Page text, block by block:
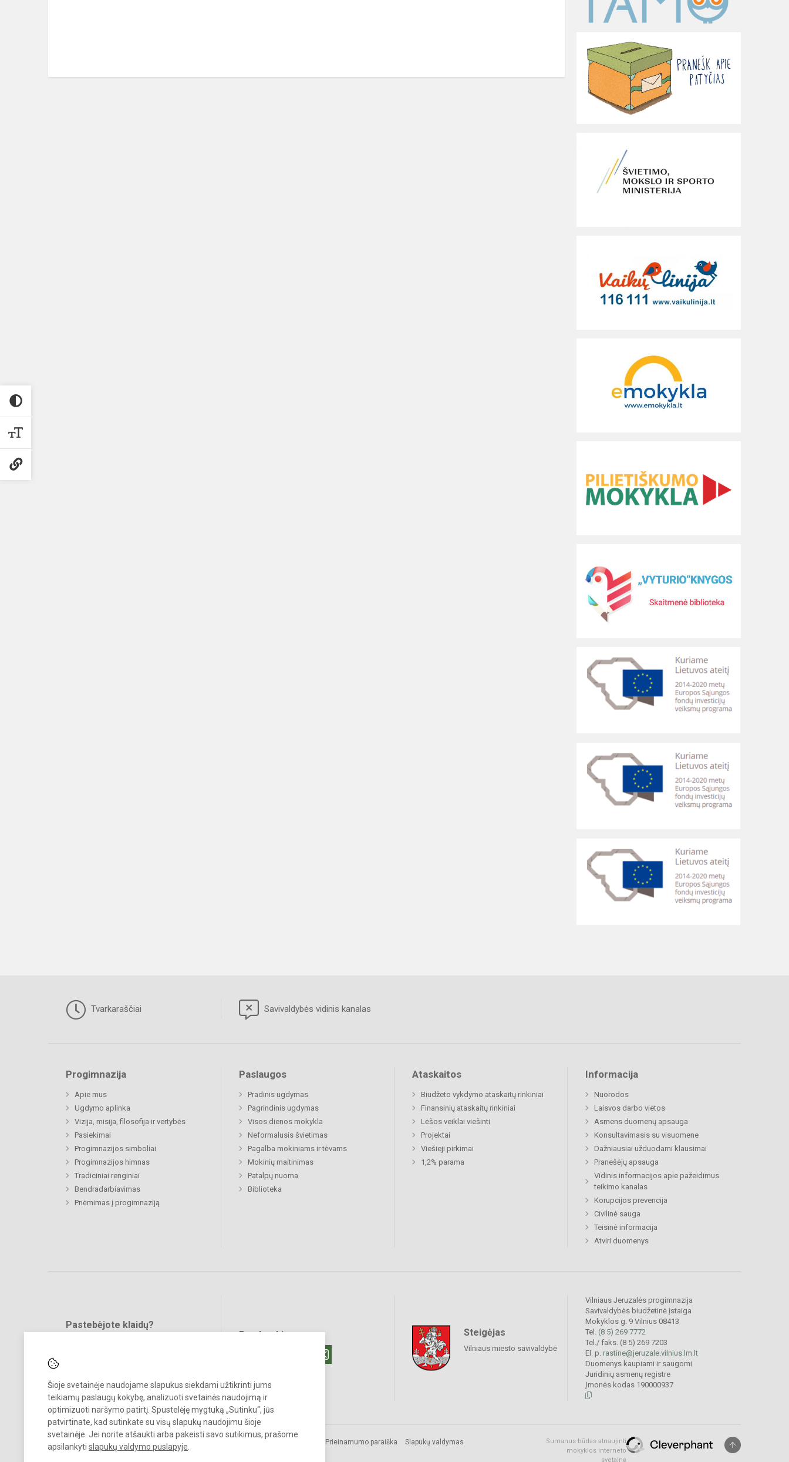
Šioje svetainėje naudojame slapukus siekdami užtikrinti jums
teikiamų paslaugų kokybę, analizuoti svetainės naudojimą ir
optimizuoti naršymo patirtį. Spustelėję mygtuką „Sutinku“, jūs
patvirtinate, kad sutinkate su visų slapukų naudojimu šioje
svetainėje. Jei norite atšaukti arba pakeisti savo sutikimus, prašome
apsilankyti slapukų valdymo puslapyje
Tvarkaraščiai Savivaldybės vidinis kanalas
Progimnazija
Apie mus
Ugdymo aplinka
Vizija, misija, filosofija ir vertybės
Pasiekimai
Progimnazijos simboliai
Progimnazijos himnas
Tradiciniai renginiai
Bendradarbiavimas
Priėmimas į progimnaziją
Paslaugos
Pradinis ugdymas
Pagrindinis ugdymas
Visos dienos mokykla
Neformalusis švietimas
Pagalba mokiniams ir tėvams
Mokinių maitinimas
Patalpų nuoma
Biblioteka
Ataskaitos
Biudžeto vykdymo ataskaitų rinkiniai
Finansinių ataskaitų rinkiniai
Lėšos veiklai viešinti
Projektai
Viešieji pirkimai
1,2% parama
Informacija
Nuorodos
Laisvos darbo vietos
Asmens duomenų apsauga
Konsultavimasis su visuomene
Dažniausiai užduodami klausimai
Pranešėjų apsauga
Vidinis informacijos apie pažeidimus
teikimo kanalas
Korupcijos prevencija
Civilinė sauga
Teisinė informacija
Atviri duomenys
Pastebėjote klaidų?
Bendraukime Steigėjas
Vilniaus miesto savivaldybė
Vilniaus Jeruzalės progimnazija
Savivaldybės biudžetinė įstaiga
Mokyklos g. 9 Vilnius 08413
Tel. (8 5) 269 7772
Tel./ faks. (8 5) 269 7203
El. p. rastine@jeruzale.vilnius.lm.lt
Duomenys kaupiami ir saugomi
Juridinių asmenų registre
Įmonės kodas 190000937
© 2024. Vilniaus Jeruzalės progimnazija. Visos teisės saugomos.
Kopijuoti turinį be raštiško gimnazijos sutikimo griežtai draudžiama.
Prieinamumo paraiška Slapukų valdymas
Sumanus būdas atnaujinti
mokyklos interneto
svetainę